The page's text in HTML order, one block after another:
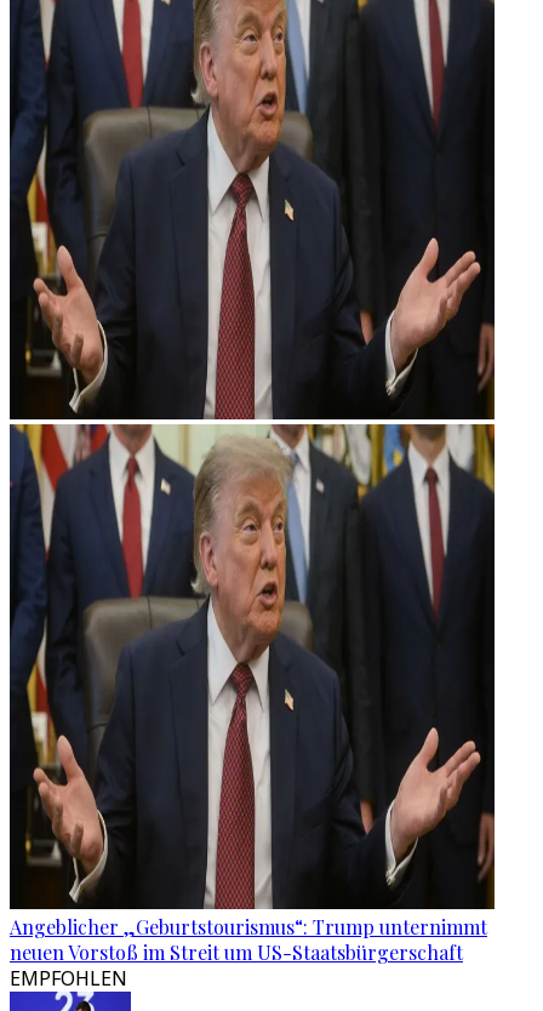
Angeblicher „Geburtstourismus“: Trump unternimmt
neuen Vorstoß im Streit um US-Staatsbürgerschaft
EMPFOHLEN